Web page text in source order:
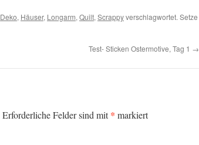
Deko, Häuser, Longarm, Quilt, Scrappyverschlagwortet. Setze
Test- Sticken Ostermotive, Tag 1 →
Erforderliche Felder sind mit* markiert